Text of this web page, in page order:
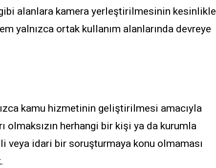
alanlara kamera yerleştirilmesinin kesinlikle
yalnızca ortak kullanım alanlarında devreye
kamu hizmetinin geliştirilmesi amacıyla
olmaksızın herhangi bir kişi ya da kurumla
veya idari bir soruşturmaya konu olmaması